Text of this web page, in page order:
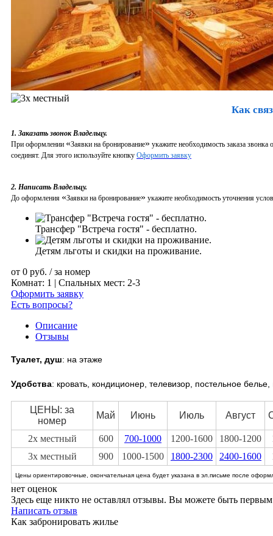
Как
1. Заказать звонок Владельцу.
При оформлении «Заявки на бронирование» укажите необходимость заказа звонка
соединят. Для этого используйте кнопку Оформить заявку
2. Написать Владельцу.
До оформления «Заявки на бронирование» укажите необходимость уточнения
Трансфер "Встреча гостя" - бесплатно.
Детям льготы и скидки на проживание.
от 0 руб. / за номер
Комнат: 1 | Спальных мест: 2-3
Оформить заявку
Есть вопросы?
Описание
Отзывы
Туалет, душ: на этаже
Удобства: кровать, кондиционер, телевизор, постельное
ЦЕНЫ: за
номер
Май Июнь Июль Август
2х местный 600 700-1000 1200-1600 1800-1200
3х местный
900 1000-1500 1800-2300 2400-1600
Цены ориентировочные, окончательная цена будет указана в эл.письме после
нет оценок
Здесь еще никто не оставлял отзывы. Вы можете быть первым
Написать отзыв
Как забронировать жилье